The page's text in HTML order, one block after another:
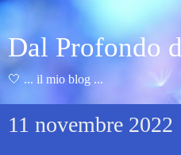
Dal Profondo
🤍 ... il mio blog ...
11 novembre 2022